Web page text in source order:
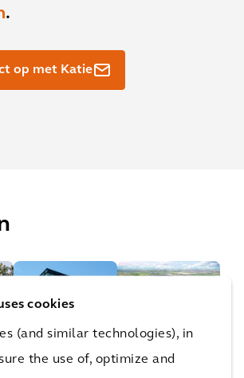
cookies
(and similar technologies), in
the use of, optimize and
.
op met Katie